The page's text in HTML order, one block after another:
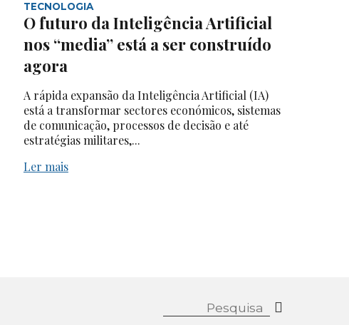
TECNOLOGIA
O futuro da Inteligência Artificial
nos “media” está a ser construído
agora
A rápida expansão da Inteligência Artificial (IA)
está a transformar sectores económicos, sistemas
de comunicação, processos de decisão e até
estratégias militares,...
Ler mais